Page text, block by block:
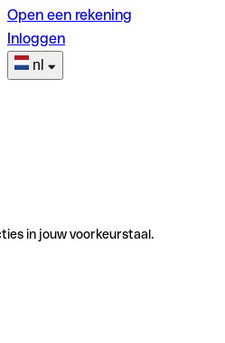
Open een rekening
Inloggen
nl
in jouw voorkeurstaal.